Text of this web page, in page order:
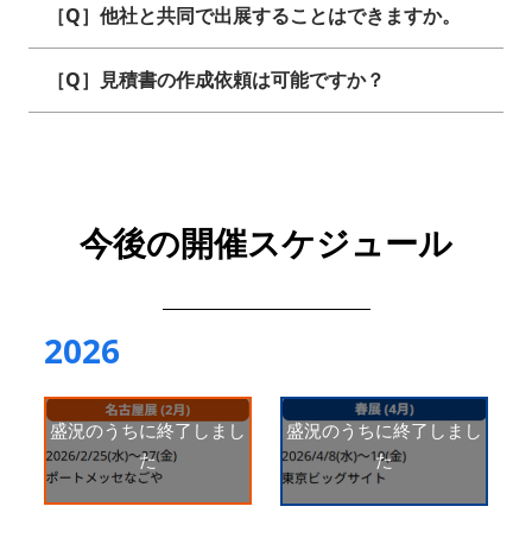
［Q］他社と共同で出展することはできますか。
［Q］見積書の作成依頼は可能ですか？
今後の開催スケジュール
2026
盛況のうちに終了しまし
た
盛況のうちに終了しまし
た